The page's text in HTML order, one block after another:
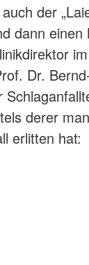
der
dann
Dr.
derer
erlitten hat: